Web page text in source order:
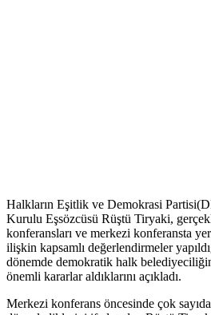
Halkların Eşitlik ve Demokrasi
Kurulu Eşsözcüsü Rüştü Tiryaki,
konferansları ve merkezi konferansta
ilişkin kapsamlı değerlendirmeler
dönemde demokratik halk
önemli kararlar aldıklarını açıkladı.
Merkezi konferans öncesinde çok